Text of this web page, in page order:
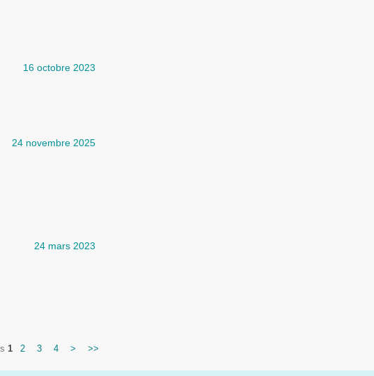
16 octobre 2023
24 novembre 2025
24 mars 2023
1 2 3 4 > >>